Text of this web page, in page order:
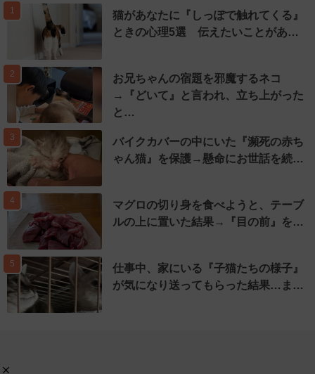
1
猫があなたに『しっぽで触れてくる』
ときの心理5選 伝えたいことがあ…
2
お兄ちゃんの宿題を邪魔するネコ
→『どいて』と言われ、立ち上がった
と…
3
バイクカバーの中にいた『瀕死の赤ち
ゃん猫』を保護→懸命にお世話を続…
4
マグロの切り身を食べようと、テーブ
ルの上に置いた結果→『目の前』を…
5
仕事中、家にいる『子猫たちの様子』
が気になり送ってもらった結果…ま…